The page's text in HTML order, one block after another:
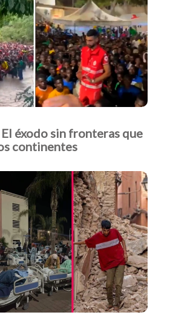
El éxodo sin fronteras que
continentes